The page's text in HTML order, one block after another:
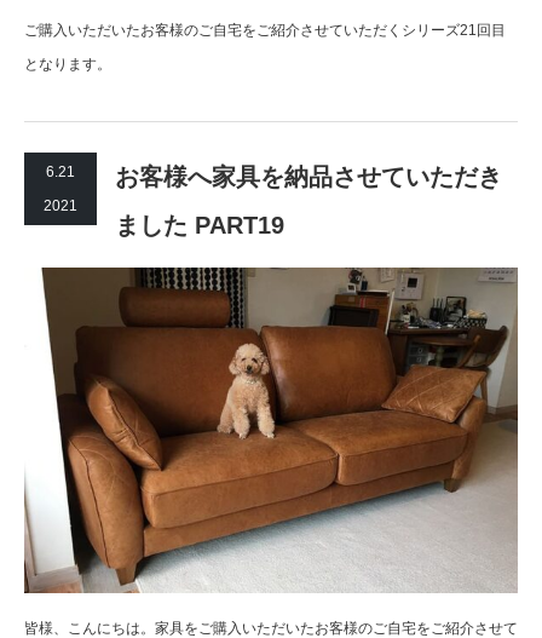
ご購入いただいたお客様のご自宅をご紹介させていただくシリーズ21回目
となります。
6.21
2021
お客様へ家具を納品させていただき
ました PART19
皆様、こんにちは。家具をご購入いただいたお客様のご自宅をご紹介させて